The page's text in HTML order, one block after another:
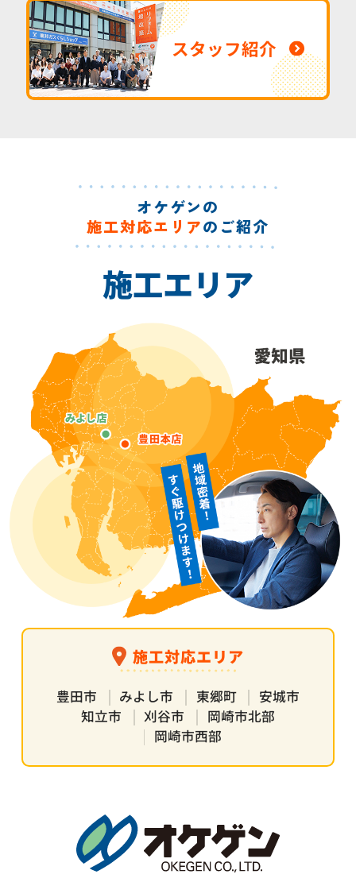
スタッフ紹介
オケゲンの
施工対応エリアのご紹介
施工エリア
施工対応エリア
豊田市 みよし市 東郷町
安城市
知立市
刈谷市
岡崎市北部
岡崎市西部